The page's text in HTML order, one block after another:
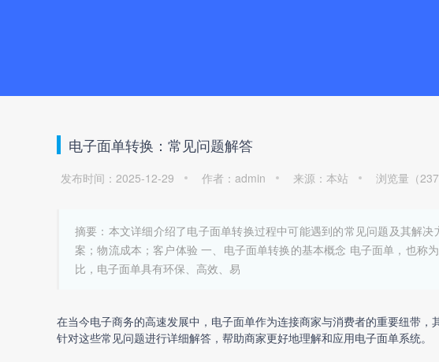
电子面单转换：常见问题解答
发布时间：2025-12-29 作者：admin 来源：本站 浏览量（237
摘要：本文详细介绍了电子面单转换过程中可能遇到的常见问题及其解
案；物流成本；客户体验 一、电子面单转换的基本概念 电子面单，也称
比，电子面单具有环保、高效、易
在当今电子商务的高速发展中，电子面单作为连接商家与消费者的重要纽带
针对这些常见问题进行详细解答，帮助商家更好地理解和应用电子面单系统。